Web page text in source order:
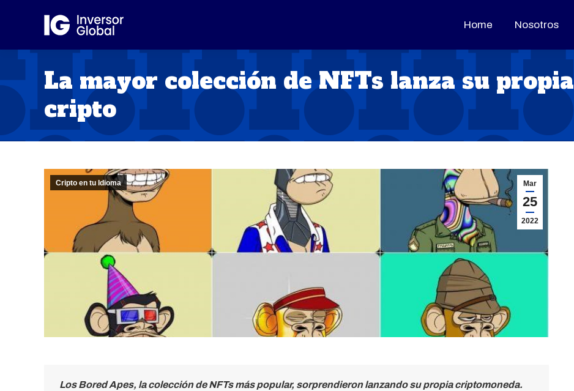
Home Nosotros
La mayor colección de NFTs lanza su propia
cripto
Mar
25
2022
Cripto en tu Idioma
Los Bored Apes, la colección de NFTs más popular, sorprendieron lanzando su propia criptomoneda.
Home Nosotros